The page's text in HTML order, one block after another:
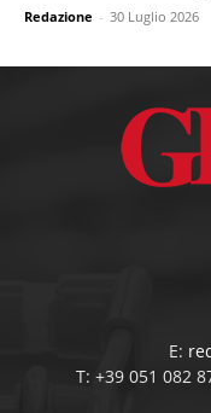
Redazione - 30 Luglio 2026
E:
T: +39 051 082